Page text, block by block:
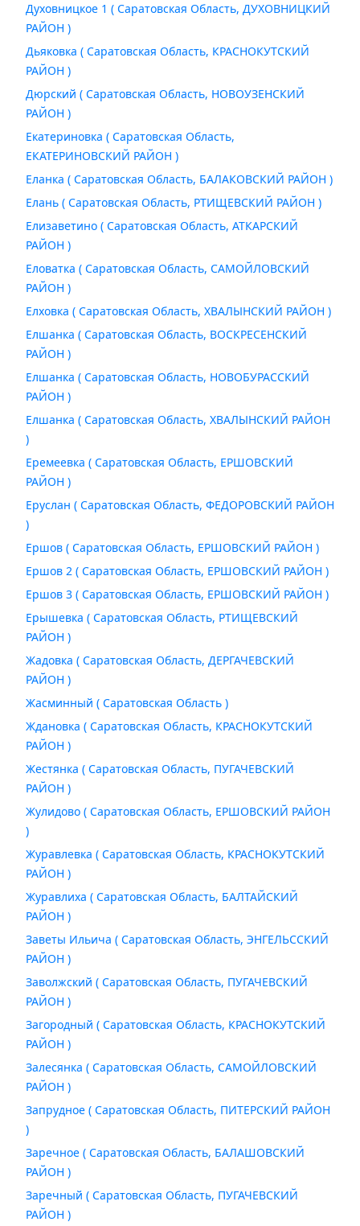
Духовницкое 1 ( Саратовская Область, ДУХОВНИЦКИЙ
РАЙОН )
Дьяковка ( Саратовская Область, КРАСНОКУТСКИЙ
РАЙОН )
Дюрский ( Саратовская Область, НОВОУЗЕНСКИЙ
РАЙОН )
Екатериновка ( Саратовская Область,
ЕКАТЕРИНОВСКИЙ РАЙОН )
Еланка ( Саратовская Область, БАЛАКОВСКИЙ РАЙОН )
Елань ( Саратовская Область, РТИЩЕВСКИЙ РАЙОН )
Елизаветино ( Саратовская Область, АТКАРСКИЙ
РАЙОН )
Еловатка ( Саратовская Область, САМОЙЛОВСКИЙ
РАЙОН )
Елховка ( Саратовская Область, ХВАЛЫНСКИЙ РАЙОН )
Елшанка ( Саратовская Область, ВОСКРЕСЕНСКИЙ
РАЙОН )
Елшанка ( Саратовская Область, НОВОБУРАССКИЙ
РАЙОН )
Елшанка ( Саратовская Область, ХВАЛЫНСКИЙ РАЙОН
)
Еремеевка ( Саратовская Область, ЕРШОВСКИЙ
РАЙОН )
Еруслан ( Саратовская Область, ФЕДОРОВСКИЙ РАЙОН
)
Ершов ( Саратовская Область, ЕРШОВСКИЙ РАЙОН )
Ершов 2 ( Саратовская Область, ЕРШОВСКИЙ РАЙОН )
Ершов 3 ( Саратовская Область, ЕРШОВСКИЙ РАЙОН )
Ерышевка ( Саратовская Область, РТИЩЕВСКИЙ
РАЙОН )
Жадовка ( Саратовская Область, ДЕРГАЧЕВСКИЙ
РАЙОН )
Жасминный ( Саратовская Область )
Ждановка ( Саратовская Область, КРАСНОКУТСКИЙ
РАЙОН )
Жестянка ( Саратовская Область, ПУГАЧЕВСКИЙ
РАЙОН )
Жулидово ( Саратовская Область, ЕРШОВСКИЙ РАЙОН
)
Журавлевка ( Саратовская Область, КРАСНОКУТСКИЙ
РАЙОН )
Журавлиха ( Саратовская Область, БАЛТАЙСКИЙ
РАЙОН )
Заветы Ильича ( Саратовская Область, ЭНГЕЛЬССКИЙ
РАЙОН )
Заволжский ( Саратовская Область, ПУГАЧЕВСКИЙ
РАЙОН )
Загородный ( Саратовская Область, КРАСНОКУТСКИЙ
РАЙОН )
Залесянка ( Саратовская Область, САМОЙЛОВСКИЙ
РАЙОН )
Запрудное ( Саратовская Область, ПИТЕРСКИЙ РАЙОН
)
Заречное ( Саратовская Область, БАЛАШОВСКИЙ
РАЙОН )
Заречный ( Саратовская Область, ПУГАЧЕВСКИЙ
РАЙОН )